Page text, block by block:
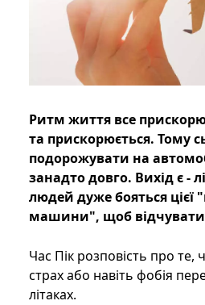
Ритм життя все
та прискорюється. Тому
подорожувати на
занадто довго. Вихід є -
людей дуже бояться цієї
машини", щоб
Час Пік розповість про
страх або навіть фобія
літаках.